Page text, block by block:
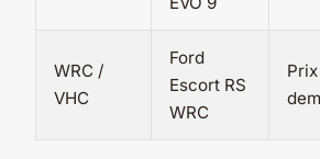
WRC /
VHC
Ford
Escort RS
WRC